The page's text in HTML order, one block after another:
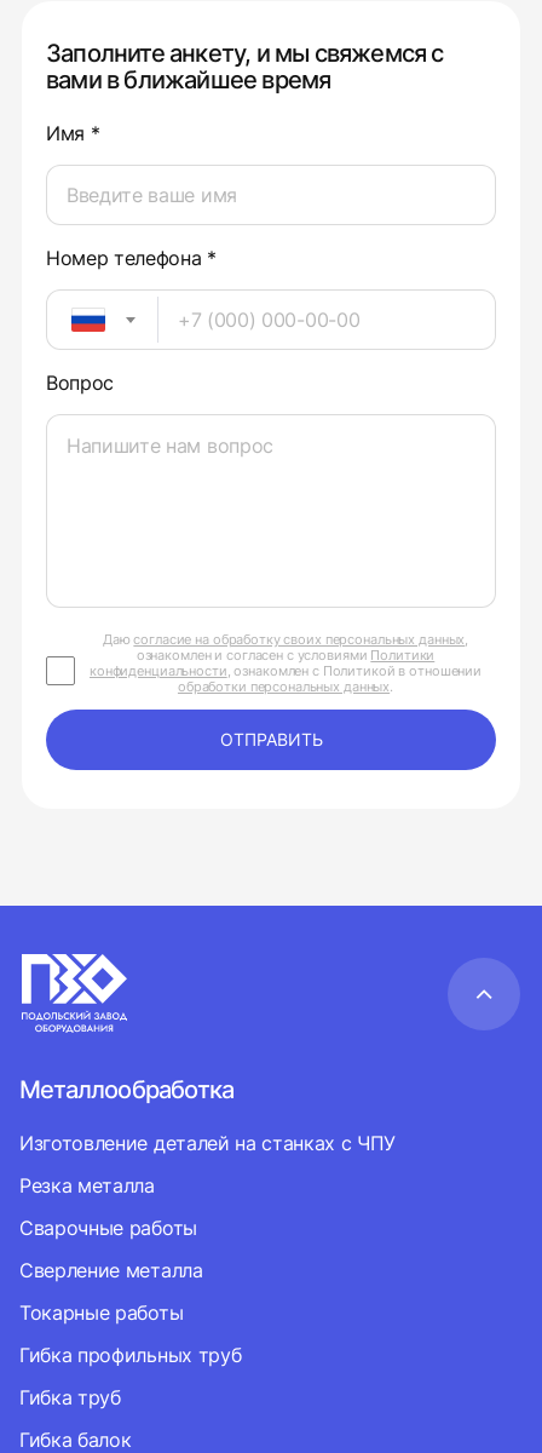
Заполните анкету, и мы свяжемся с
вами в ближайшее время
Имя *
Номер телефона *
Вопрос
Даюсогласие на обработку своих персональных данных,
ознакомлен и согласен с условиями Политики
конфиденциальности, ознакомлен с Политикой в отношении
обработки персональных данных.
ОТПРАВИТЬ
Металлообработка
Изготовление деталей на станках с ЧПУ
Резка металла
Сварочные работы
Сверление металла
Токарные работы
Гибка профильных труб
Гибка труб
Гибка балок